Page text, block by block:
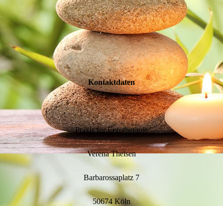
Kontaktdaten
Praxis für Ergotherapie
Verena Theisen
Barbarossaplatz 7
50674 Köln